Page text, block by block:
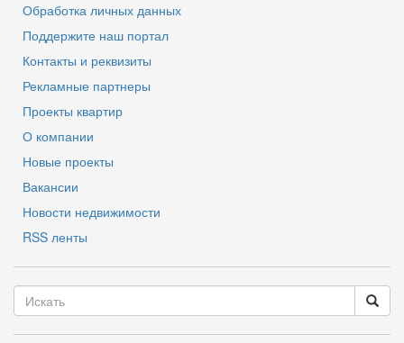
Обработка личных данных
Поддержите наш портал
Контакты и реквизиты
Рекламные партнеры
Проекты квартир
О компании
Новые проекты
Вакансии
Новости недвижимости
RSS ленты